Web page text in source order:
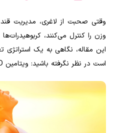
وقتی صحبت از لاغری، مدیریت
وزن را کنترل می‌کنند،
این مقاله، نگاهی به یک
است در نظر نگرفته باشید: ویتامین D و لاغری.